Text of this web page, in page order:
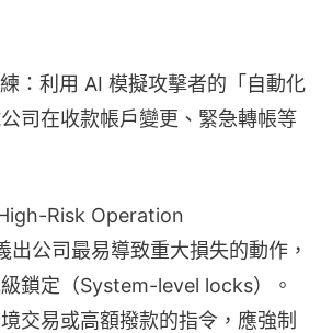
：利用 AI 模擬攻擊者的「自動化
司在收款帳戶變更、緊急轉帳等
Risk Operation
公司最易導致重大損失的動作，
鎖定（System-level locks）。
交易或高額撥款的指令，應強制